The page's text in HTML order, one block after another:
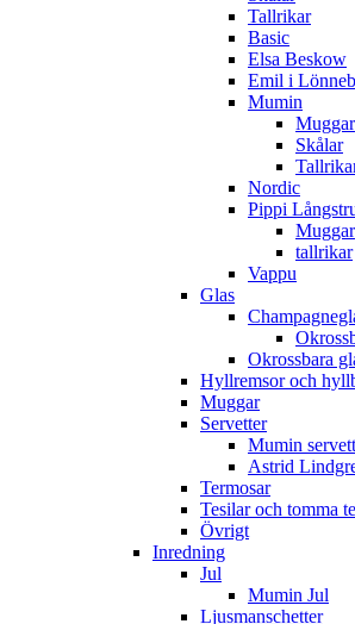
Tallrikar
Basic
Elsa Beskow
Emil i
Mumin
Muggar
Skålar
Nordic
Pippi
Muggar
tallrikar
Vappu
Glas
Okrossbara
Hyllremsor och
Muggar
Servetter
Mumin
Astrid
Termosar
Tesilar och tomma
Övrigt
Inredning
Jul
Mumin Jul
Ljusmanschetter